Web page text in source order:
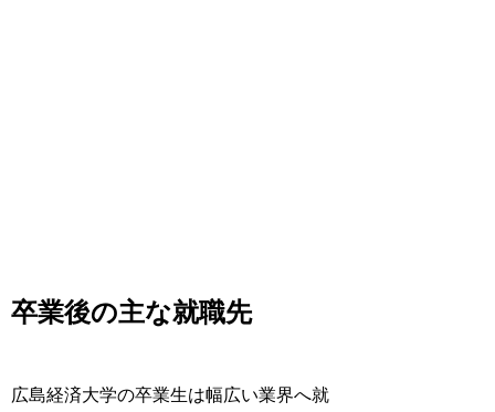
卒業後の主な就職先
広島経済大学の卒業生は幅広い業界へ就